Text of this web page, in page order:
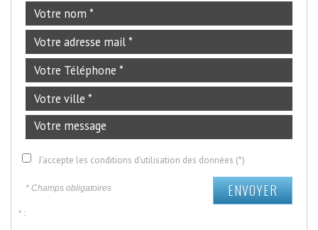
J'accepte les conditions d'utilisation des données (*)
* Champs obligatoires ENVOYER
* :